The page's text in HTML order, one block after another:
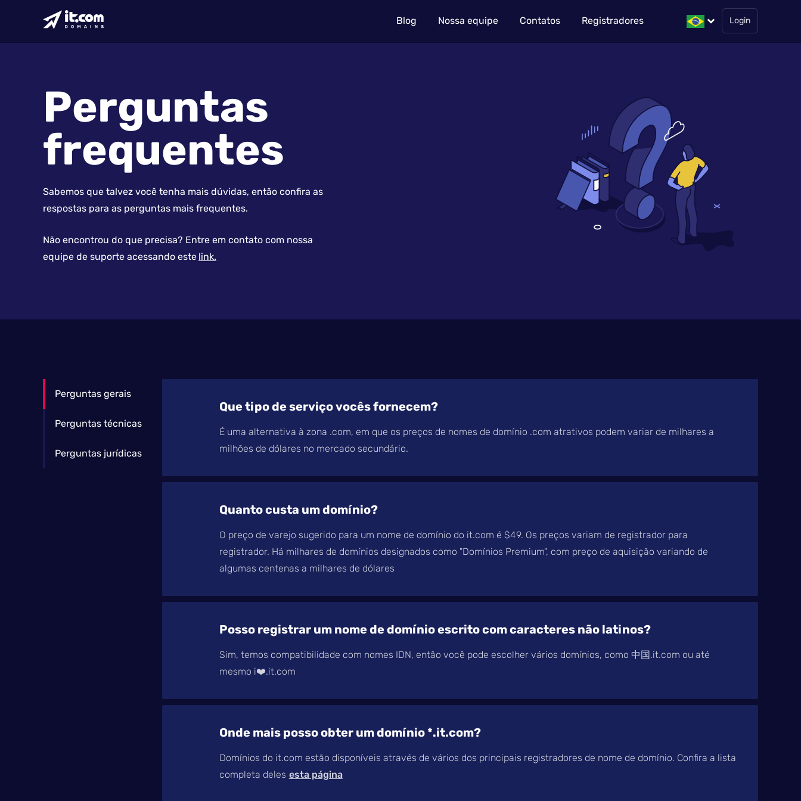
Blog Nossa equipe Contatos Registradores Login
Perguntas
frequentes
Sabemos que talvez você tenha mais dúvidas, então confira as
respostas para as perguntas mais frequentes.
Não encontrou do que precisa? Entre em contato com nossa
equipe de suporte acessando este link.
Perguntas gerais
Perguntas técnicas
Perguntas jurídicas
Que tipo de serviço vocês fornecem?
É uma alternativa à zona .com, em que os preços de nomes de domínio .com atrativos podem variar de milhares a
milhões de dólares no mercado secundário.
Quanto custa um domínio?
O preço de varejo sugerido para um nome de domínio do it.com é $49. Os preços variam de registrador para
registrador. Há milhares de domínios designados como "Domínios Premium", com preço de aquisição variando de
algumas centenas a milhares de dólares
Posso registrar um nome de domínio escrito com caracteres não latinos?
Sim, temos compatibilidade com nomes IDN, então você pode escolher vários domínios, como 中国.it.com ou até
mesmo i❤️.it.com
Onde mais posso obter um domínio *.it.com?
Domínios do it.com estão disponíveis através de vários dos principais registradores de nome de domínio. Confira a lista
completa deles esta página